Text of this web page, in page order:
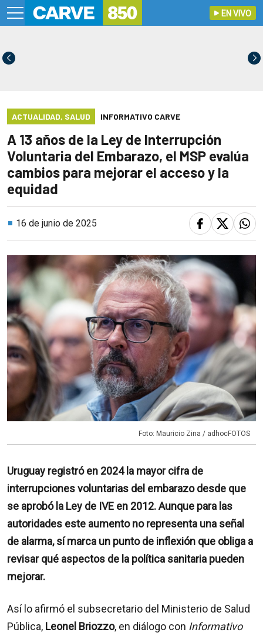
EN VIVO
ACTUALIDAD, SALUD INFORMATIVO CARVE
A 13 años de la Ley de Interrupción
Voluntaria del Embarazo, el MSP evalúa
cambios para mejorar el acceso y la
equidad
16 de junio de 2025
Foto: Mauricio Zina / adhocFOTOS
Uruguay registró en 2024 la mayor cifra de
interrupciones voluntarias del embarazo desde que
se aprobó la Ley de IVE en 2012. Aunque para las
autoridades este aumento no representa una señal
de alarma, sí marca un punto de inflexión que obliga a
revisar qué aspectos de la política sanitaria pueden
mejorar.
Así lo afirmó el subsecretario del Ministerio de Salud
Pública, Leonel Briozzo, en diálogo con Informativo